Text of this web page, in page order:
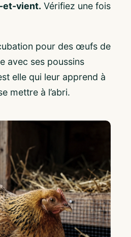
et-vient. Vérifiez une fois
pour des œufs de
avec ses poussins
elle qui leur apprend à
mettre à l’abri.